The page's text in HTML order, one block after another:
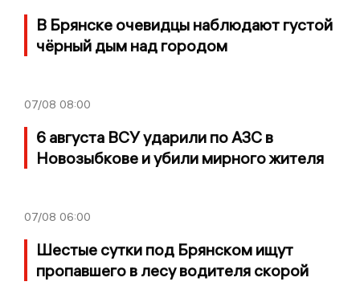
В Брянске очевидцы наблюдают густой
чёрный дым над городом
07/08 08:00
6 августа ВСУ ударили по АЗС в
Новозыбкове и убили мирного жителя
07/08 06:00
Шестые сутки под Брянском ищут
пропавшего в лесу водителя скорой